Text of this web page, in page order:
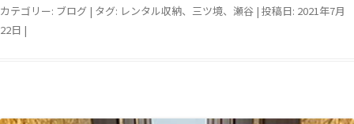
カテゴリー: ブログ | タグ: レンタル収納、 三ツ境、 瀬谷 | 投稿日: 2021年7月
22日 |